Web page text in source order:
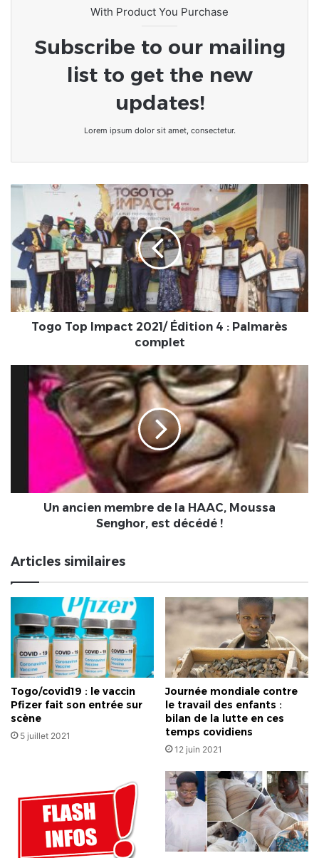
With Product You Purchase
Subscribe to our mailing
list to get the new
updates!
Lorem ipsum dolor sit amet, consectetur.
Togo
Impact
2021/
Édition
:
Palmarès
complet
Togo Top Impact 2021/ Édition 4 : Palmarès
complet
ancien
membre
Un ancien membre de la HAAC, Moussa
Senghor, est décédé !
Articles similaires
Togo/covid19 : le vaccin
Pfizer fait son entrée sur
scène
5 juillet 2021
Journée mondiale contre
le travail des enfants :
bilan de la lutte en ces
temps covidiens
12 juin 2021